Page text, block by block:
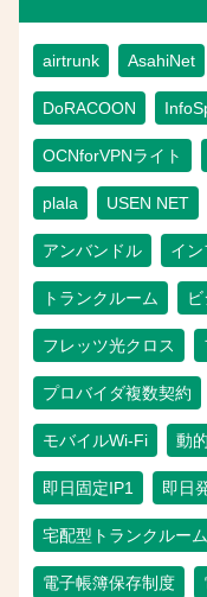
airtrunk AsahiNet
DoRACOON
OCNforVPNライト
plala USEN NET
アンバンドル イ
トランクルーム
フレッツ光クロス
プロバイダ複数契約
モバイルWi-Fi 動
即日固定IP1 即日
宅配型トランクルーム
電子帳簿保存制度